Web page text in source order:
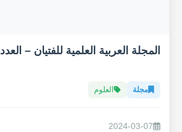
المجلة العربية العلمية للفتيان – العدد 38
مجلة العلوم
2024-03-07